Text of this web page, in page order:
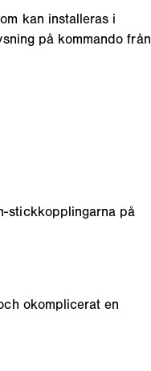
kan installeras i
på kommando från
stickkopplingarna på
okomplicerat en